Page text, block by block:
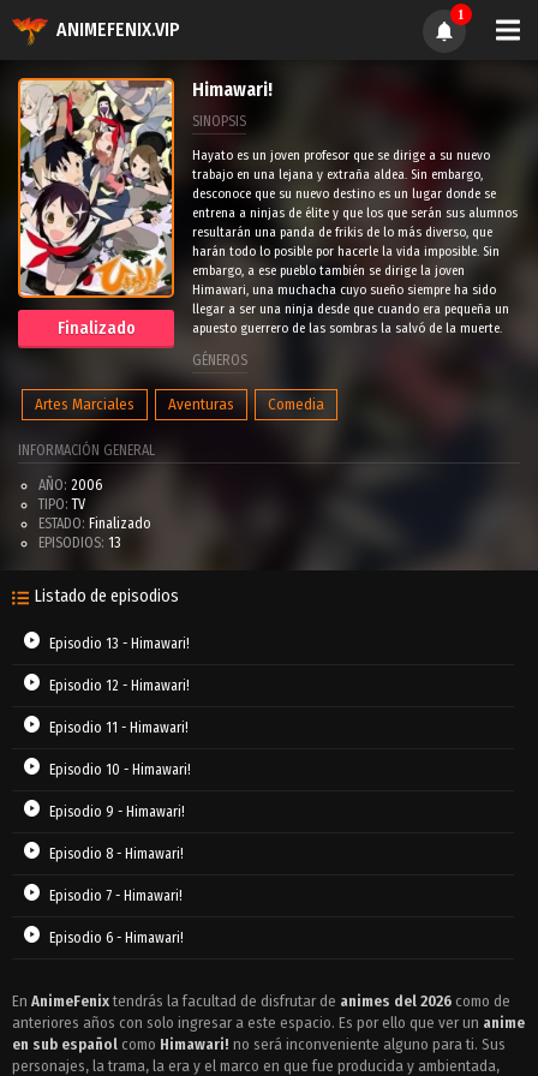
ANIMEFENIX.VIP
1
Finalizado
Himawari!
SINOPSIS
Hayato es un joven profesor que se dirige a su nuevo
trabajo en una lejana y extraña aldea. Sin embargo,
desconoce que su nuevo destino es un lugar donde se
entrena a ninjas de élite y que los que serán sus alumnos
resultarán una panda de frikis de lo más diverso, que
harán todo lo posible por hacerle la vida imposible. Sin
embargo, a ese pueblo también se dirige la joven
Himawari, una muchacha cuyo sueño siempre ha sido
llegar a ser una ninja desde que cuando era pequeña un
apuesto guerrero de las sombras la salvó de la muerte.
GÉNEROS
Artes Marciales Aventuras Comedia
INFORMACIÓN GENERAL
AÑO: 2006
TIPO: TV
ESTADO: Finalizado
EPISODIOS: 13
Listado de episodios
Episodio 13 - Himawari!
Episodio 12 - Himawari!
Episodio 11 - Himawari!
Episodio 10 - Himawari!
Episodio 9 - Himawari!
Episodio 8 - Himawari!
Episodio 7 - Himawari!
Episodio 6 - Himawari!
Episodio 4 - Himawari!
Episodio 3 - Himawari!
En AnimeFenix tendrás la facultad de disfrutar de animes del 2026 como de
anteriores años con solo ingresar a este espacio. Es por ello que ver un anime
en sub español como Himawari! no será inconveniente alguno para ti. Sus
personajes, la trama, la era y el marco en que fue producida y ambientada,